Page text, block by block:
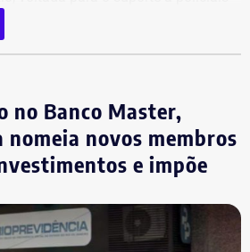
agentes falecidos.
Wilson Witzel, mas o político
apoiar a campanha de Anthony
Jardim, do jornal “O Globo”.
no Banco Master,
novos membros
e impõe